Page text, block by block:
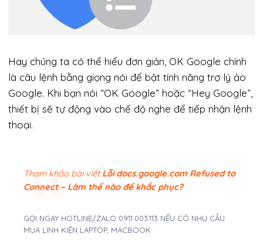
Hay chúng ta có thể hiểu đơn giản, OK Google chính
là câu lệnh bằng giọng nói để bật tính năng trợ lý ảo
Google. Khi bạn nói “OK Google” hoặc “Hey Google”,
thiết bị sẽ tự động vào chế độ nghe để tiếp nhận lệnh
thoại.
Tham khảo bài viết Lỗi docs.google.com Refused to
Connect – Làm thế nào để khắc phục?
GỌI NGAY HOTLINE/ZALO 0911.003.113 NẾU CÓ NHU CẦU
MUA LINH KIỆN LAPTOP, MACBOOK